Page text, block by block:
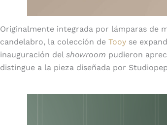
Originalmente integrada por lámparas de
candelabro, la colección de Tooy se
inauguración del showroom pudieron
distingue a la pieza diseñada por